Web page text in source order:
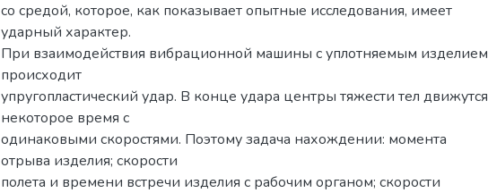
со средой, которое, как показывает опытные исследования, имеет
ударный характер.
При взаимодействия вибрационной машины с уплотняемым изделием
происходит
упругопластический удар. В конце удара центры тяжести тел движутся
некоторое время с
одинаковыми скоростями. Поэтому задача нахождении: момента
отрыва изделия; скорости
полета и времени встречи изделия с рабочим органом; скорости